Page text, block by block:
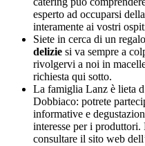
esperto ad occuparsi
interamente ai vostri
Siete in cerca di un
delizie si va sempre a
rivolgervi a noi in
richiesta qui sotto.
La famiglia Lanz è lieta
Dobbiaco: potrete
informative e
interesse per i
consultare il sito web